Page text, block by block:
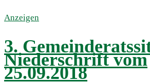
Anzeigen
3.
Niederschrift vom
25.09.2018